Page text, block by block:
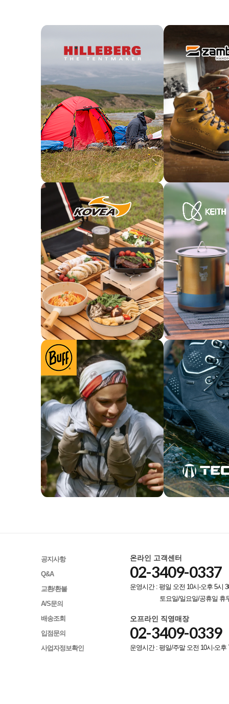
공지사항
Q&A
교환/환불
A/S문의
배송조회
입점문의
사업자정보확인
온라인 고객센터
02-3409-0337
운영시간 : 평일 오전 10시-오후 5시
토요일/일요일/공휴일 휴
오프라인 직영매장
02-3409-0339
운영시간 : 평일/주말 오전 10시-오후